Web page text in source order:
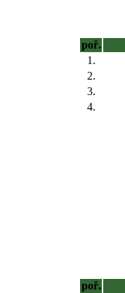
poř.
1.
2.
3.
4.
poř.